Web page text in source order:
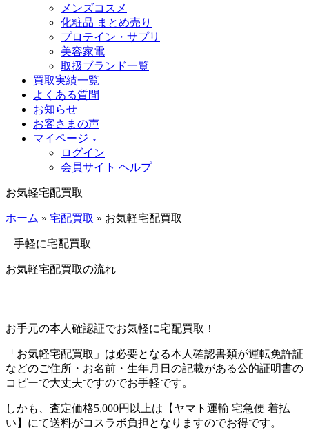
メンズコスメ
化粧品 まとめ売り
プロテイン・サプリ
美容家電
取扱ブランド一覧
買取実績一覧
よくある質問
お知らせ
お客さまの声
マイページ
ログイン
会員サイト ヘルプ
お気軽宅配買取
ホーム » 宅配買取 » お気軽宅配買取
– 手軽に宅配買取 –
お気軽宅配買取の流れ
お手元の本人確認証でお気軽に宅配買取！
「お気軽宅配買取」は必要となる本人確認書類が運転免許証
などのご住所・お名前・生年月日の記載がある公的証明書の
コピーで大丈夫ですのでお手軽です。
しかも、査定価格5,000円以上は【ヤマト運輸 宅急便 着払
い】にて送料がコスラボ負担となりますのでお得です。